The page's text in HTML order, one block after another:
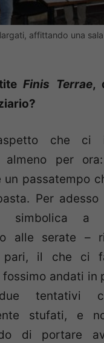
affittando una
Finis Terrae,
che ci
almeno per
un passatempo
Per adesso
simbolica a
alle serate –
pari, il che ci
fossimo andati in
tentativi ci
stufati, e
di portare